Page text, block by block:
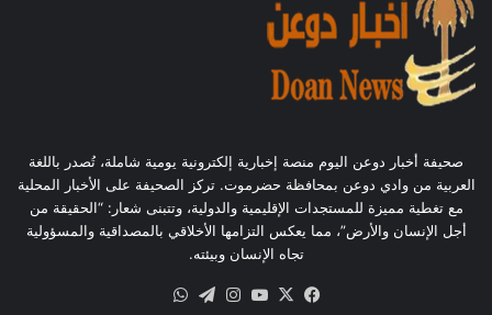
صحيفة أخبار دوعن اليوم منصة إخبارية إلكترونية يومية شاملة، تُصدر باللغة
العربية من وادي دوعن بمحافظة حضرموت. تركز الصحيفة على الأخبار المحلية
مع تغطية مميزة للمستجدات الإقليمية والدولية، وتتبنى شعار: “الحقيقة من
أجل الإنسان والأرض”، مما يعكس التزامها الأخلاقي بالمصداقية والمسؤولية
تجاه الإنسان وبيئته.